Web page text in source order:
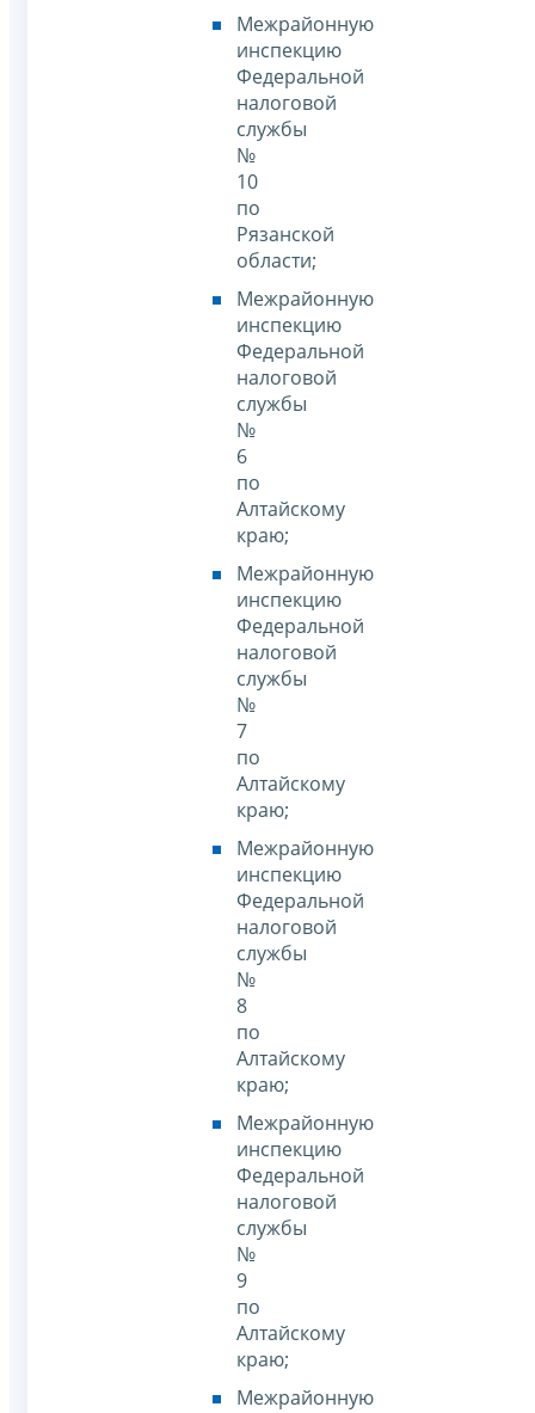
Межрайонную
инспекцию
Федеральной
налоговой
службы
№
10
по
Рязанской
области;
Межрайонную
инспекцию
Федеральной
налоговой
службы
№
6
по
Алтайскому
краю;
Межрайонную
инспекцию
Федеральной
налоговой
службы
№
7
по
Алтайскому
краю;
Межрайонную
инспекцию
Федеральной
налоговой
службы
№
8
по
Алтайскому
краю;
Межрайонную
инспекцию
Федеральной
налоговой
службы
№
9
по
Алтайскому
краю;
Межрайонную